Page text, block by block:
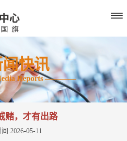
快讯
Reports ————
赌，才有出路
间:2026-05-11